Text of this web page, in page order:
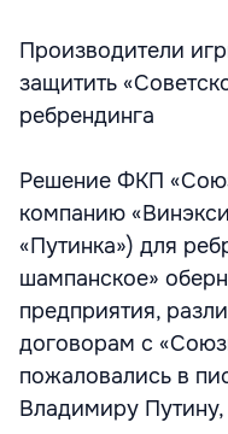
Производители
защитить
ребрендинга
Решение ФКП
компанию
«Путинка») для
шампанское»
предприятия,
договорам с
пожаловались в
Владимиру